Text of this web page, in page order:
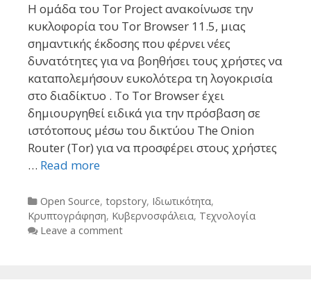
Η ομάδα του Tor Project ανακοίνωσε την
κυκλοφορία του Tor Browser 11.5, μιας
σημαντικής έκδοσης που φέρνει νέες
δυνατότητες για να βοηθήσει τους χρήστες να
καταπολεμήσουν ευκολότερα τη λογοκρισία
στο διαδίκτυο . Το Tor Browser έχει
δημιουργηθεί ειδικά για την πρόσβαση σε
ιστότοπους μέσω του δικτύου The Onion
Router (Tor) για να προσφέρει στους χρήστες
… Read more
Categories
Open Source, topstory, Ιδιωτικότητα,
Κρυπτογράφηση, Κυβερνοσφάλεια, Τεχνολογία
Leave a comment